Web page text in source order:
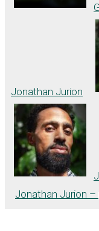
Jonathan Jurion
Jonathan Jurion –